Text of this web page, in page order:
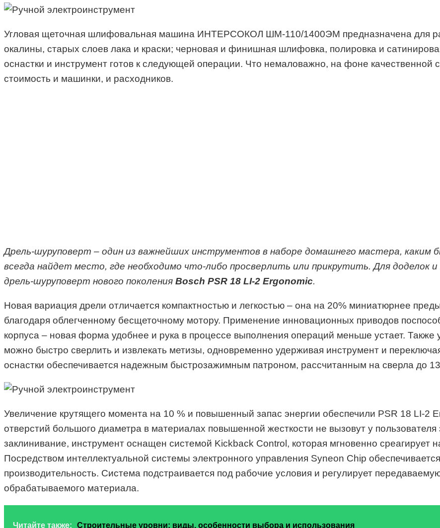
Угловая щеточная шлифовальная машина ИНТЕРСОКОЛ ШМ-110/1400ЭМ предназначена для
окалины, старых слоев лака и краски; черновая и финишная шлифовка, полировка и
оснастки и инструмент готов к следующей операции. Что немаловажно, на фоне качественной
стоимость и машинки, и расходников.
Дрель-шуруповерт – один из важнейших инструментов в наборе домашнего мастера, каким
всегда найдет место, где необходимо что-либо просверлить или прикрутить. Для доделок
дрель-шуруповерт нового поколения Bosch PSR 18 LI-2 Ergonomic.
Новая вариация дрели отличается компактностью и легкостью – она на 20% миниатюрнее
благодаря облегченному бесщеточному мотору. Применение инновационных приводов
корпуса – новая форма удобнее и рука в процессе выполнения операций меньше устает. Также
можно быстро сверлить и извлекать метизы, одновременно удерживая инструмент и
оснастки обеспечивается надежным быстрозажимным патроном, рассчитанным на сверла до
Увеличение крутящего момента на 10 % и повышенный запас энергии обеспечили PSR 18 LI-
отверстий большого диаметра в материалах повышенной жесткости не вызовут у
заклинивание, инструмент оснащен системой Kickback Control, которая мгновенно среагирует
Посредством интеллектуальной системы электронного управления Syneon Chip
производительность. Система подстраивается под рабочие условия и регулирует
обрабатываемого материала.
Читайте также: Строительные уровни: виды, особенности выбора и использования